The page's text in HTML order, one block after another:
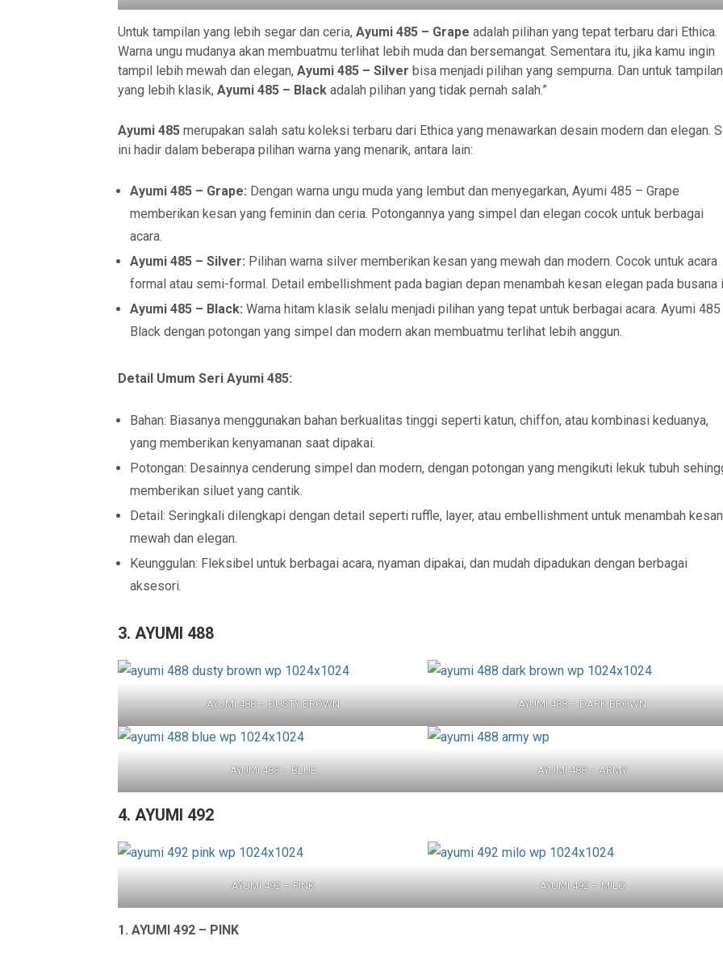
Untuk tampilan yang lebih segar dan ceria,Ayumi 485 – Grape adalah pilihan yang tepat terbaru dari Ethica.
Warna ungu mudanya akan membuatmu terlihat lebih muda dan bersemangat. Sementara itu, jika kamu ingin
tampil lebih mewah dan elegan,Ayumi 485 – Silver bisa menjadi pilihan yang sempurna. Dan untuk tampilan
yang lebih klasik,Ayumi 485 – Black adalah pilihan yang tidak pernah salah.”
Ayumi 485 merupakan salah satu koleksi terbaru dari Ethica yang menawarkan desain modern dan elegan.
ini hadir dalam beberapa pilihan warna yang menarik, antara lain:
Ayumi 485 – Grape: Dengan warna ungu muda yang lembut dan menyegarkan, Ayumi 485 – Grape
memberikan kesan yang feminin dan ceria. Potongannya yang simpel dan elegan cocok untuk berbagai
acara.
Ayumi 485 – Silver: Pilihan warna silver memberikan kesan yang mewah dan modern. Cocok untuk acara
formal atau semi-formal. Detail embellishment pada bagian depan menambah kesan elegan pada busana
Ayumi 485 – Black: Warna hitam klasik selalu menjadi pilihan yang tepat untuk berbagai acara. Ayumi
Black dengan potongan yang simpel dan modern akan membuatmu terlihat lebih anggun.
Detail Umum Seri Ayumi 485:
Bahan: Biasanya menggunakan bahan berkualitas tinggi seperti katun, chiffon, atau kombinasi keduanya,
yang memberikan kenyamanan saat dipakai.
Potongan: Desainnya cenderung simpel dan modern, dengan potongan yang mengikuti lekuk tubuh
memberikan siluet yang cantik.
Detail: Seringkali dilengkapi dengan detail seperti ruffle, layer, atau embellishment untuk menambah kesan
mewah dan elegan.
Keunggulan: Fleksibel untuk berbagai acara, nyaman dipakai, dan mudah dipadukan dengan berbagai
aksesori.
3. AYUMI 488
AYUMI 488 – DUSTY BROWN AYUMI 488 – DARK BROWN
AYUMI 488 – BLUE AYUMI 488 – ARMY
4. AYUMI 492
AYUMI 492 – PINK AYUMI 492 – MILO
1. AYUMI 492 – PINK